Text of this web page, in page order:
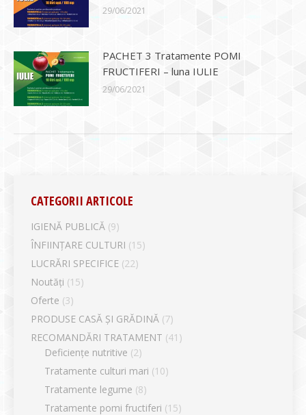
29/06/2021
PACHET 3 Tratamente POMI
FRUCTIFERI – luna IULIE
29/06/2021
CATEGORII ARTICOLE
IGIENĂ PUBLICĂ (9)
ÎNFIINȚARE CULTURI (15)
LUCRĂRI SPECIFICE (22)
Noutăți (15)
Oferte (3)
PRODUSE CASĂ ȘI GRĂDINĂ (7)
RECOMANDĂRI TRATAMENT (41)
Deficiențe nutritive (2)
Tratamente culturi mari (10)
Tratamente legume (8)
Tratamente pomi fructiferi (15)